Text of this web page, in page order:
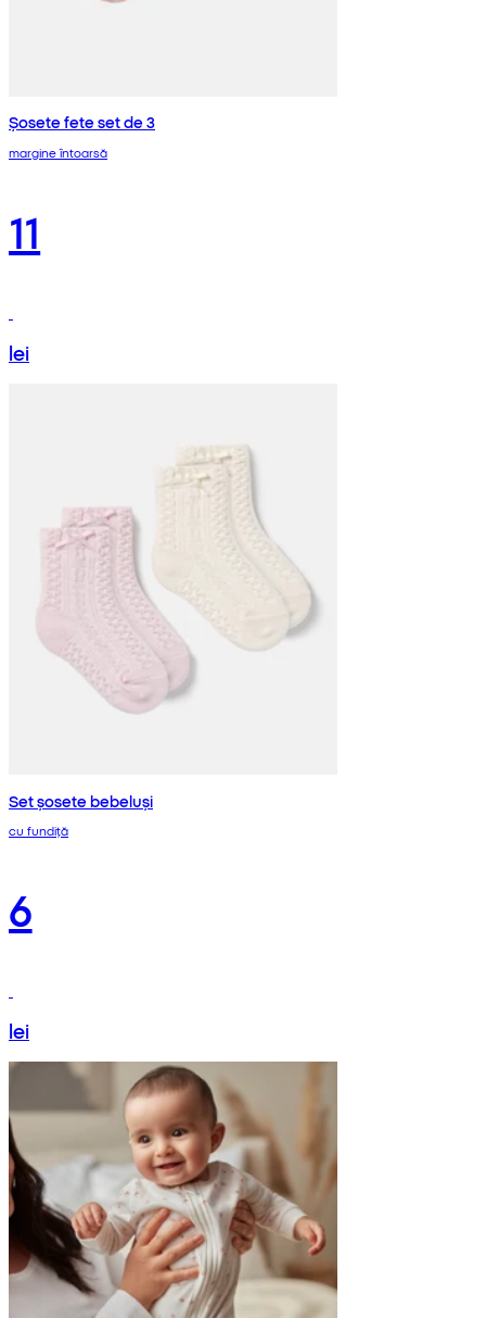
Șosete fete set de 3
margine întoarsă
11
lei
Set șosete bebeluși
cu fundiță
6
lei